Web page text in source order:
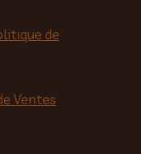
de
Ventes